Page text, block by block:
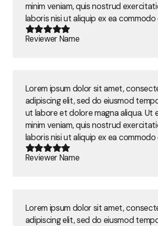
minim veniam, quis nostrud
laboris nisi ut aliquip ex ea
Reviewer Name
Lorem ipsum dolor sit amet,
adipiscing elit, sed do eiusmod
ut labore et dolore magna aliqua. Ut
minim veniam, quis nostrud
laboris nisi ut aliquip ex ea
Reviewer Name
Lorem ipsum dolor sit amet,
adipiscing elit, sed do eiusmod